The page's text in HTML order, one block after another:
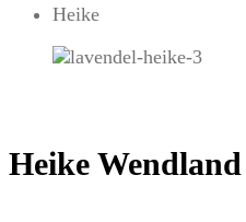
Heike
Heike Wendland